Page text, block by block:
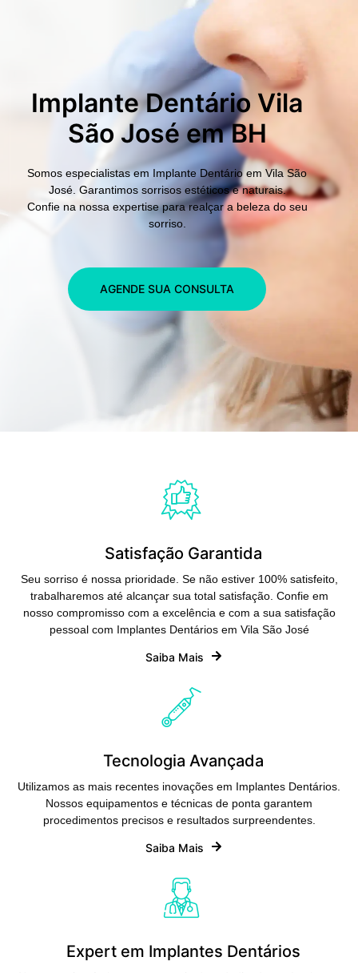
Implante Dentário Vila
São José em BH
Somos especialistas em Implante Dentário em Vila São
José. Garantimos sorrisos estéticos e naturais.
Confie na nossa expertise para realçar a beleza do seu
sorriso.
AGENDE SUA CONSULTA
Satisfação Garantida
Seu sorriso é nossa prioridade. Se não estiver 100% satisfeito,
trabalharemos até alcançar sua total satisfação. Confie em
nosso compromisso com a excelência e com a sua satisfação
pessoal com Implantes Dentários em Vila São José
Saiba Mais
Tecnologia Avançada
Utilizamos as mais recentes inovações em Implantes Dentários.
Nossos equipamentos e técnicas de ponta garantem
procedimentos precisos e resultados surpreendentes.
Saiba Mais
Expert em Implantes Dentários